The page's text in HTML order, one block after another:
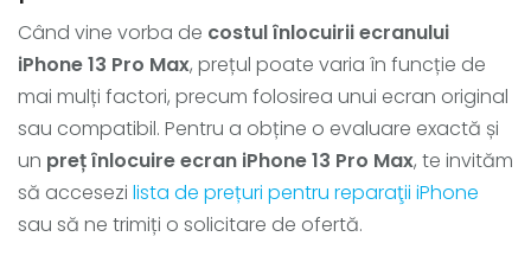
Când vine vorba de costul înlocuirii ecranului
iPhone 13 Pro Max, prețul poate varia în funcție de
mai mulți factori, precum folosirea unui ecran original
sau compatibil. Pentru a obține o evaluare exactă și
un preț înlocuire ecran iPhone 13 Pro Max, te invităm
să accesezi lista de prețuri pentru reparaţii iPhone
sau să ne trimiți o solicitare de ofertă.